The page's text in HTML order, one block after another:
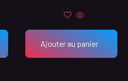
Ajouter au panier